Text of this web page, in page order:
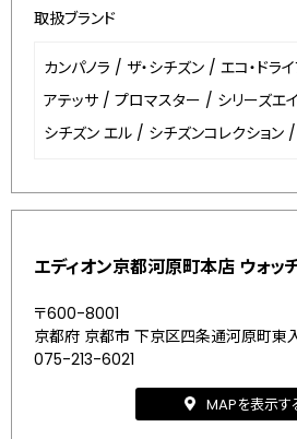
取扱ブランド
カンパノラ / ザ・シチズン / エコ・ドラ
アテッサ / プロマスター / シリーズエ
シチズン エル / シチズンコレクション /
エディオン京都河原町本店 ウォッ
〒600-8001
京都府 京都市 下京区四条通河原町東
075-213-6021
MAPを表示す